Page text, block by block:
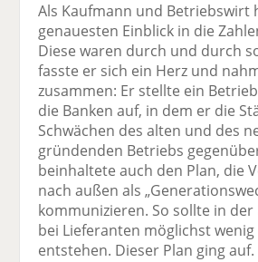
Als Kaufmann und Betriebswirt
genauesten Einblick in die
Diese waren durch und durch
fasste er sich ein Herz und
zusammen: Er stellte ein
die Banken auf, in dem er die
Schwächen des alten und des
gründenden Betriebs
beinhaltete auch den Plan, die
nach außen als
kommunizieren. So sollte in
bei Lieferanten möglichst
entstehen. Dieser Plan ging auf.